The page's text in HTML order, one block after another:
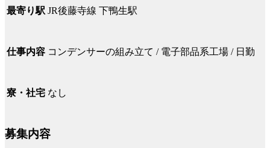
最寄り駅 JR後藤寺線 下鴨生駅
仕事内容 コンデンサーの組み立て / 電子部品系工場 / 日勤
寮・社宅 なし
募集内容